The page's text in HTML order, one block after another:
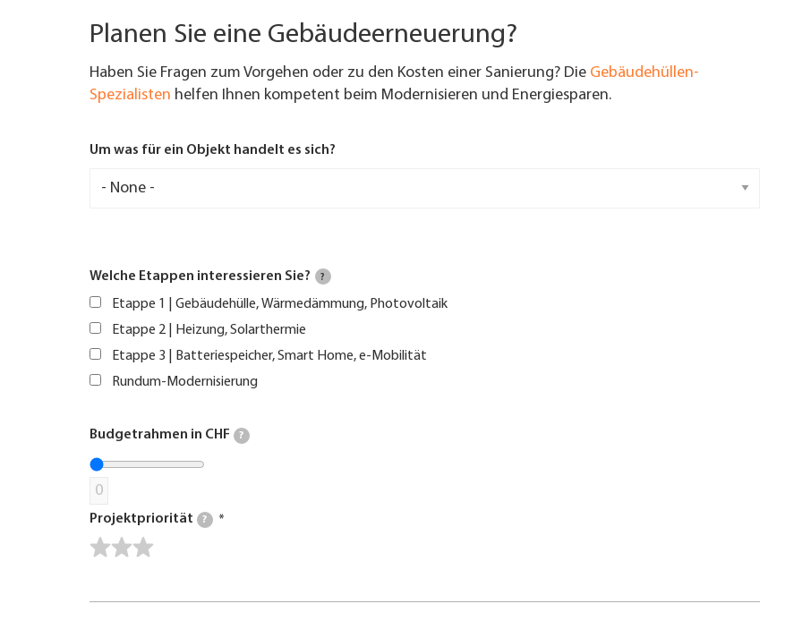
Planen Sie eine Gebäudeerneuerung?
Haben Sie Fragen zum Vorgehen oder zu den Kosten einer Sanierung? Die Gebäudehüllen-
Spezialisten helfen Ihnen kompetent beim Modernisieren und Energiesparen.
Um was für ein Objekt handelt es sich?
Welche Etappen interessieren Sie? ?
Etappe 1 | Gebäudehülle, Wärmedämmung, Photovoltaik
Etappe 2 | Heizung, Solarthermie
Etappe 3 | Batteriespeicher, Smart Home, e-Mobilität
Rundum-Modernisierung
Budgetrahmen in CHF ?
0
Projektpriorität ?